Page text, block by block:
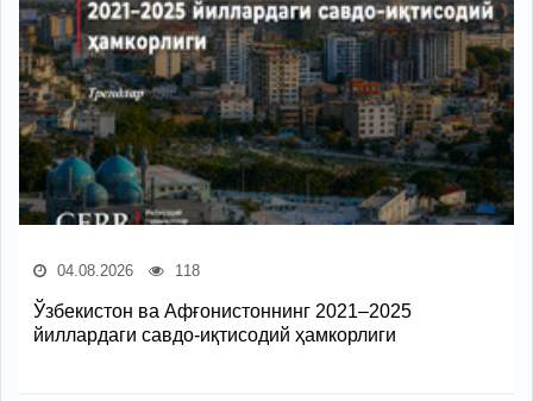
04.08.2026 118
Ўзбекистон ва Афғонистоннинг 2021–2025
йиллардаги савдо-иқтисодий ҳамкорлиги